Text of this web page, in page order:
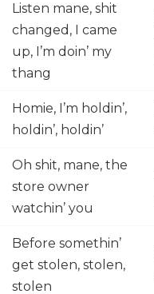
Listen mane, shit
changed, I came
up, I’m doin’ my
thang
Homie, I’m holdin’,
holdin’, holdin’
Oh shit, mane, the
store owner
watchin’ you
Before somethin’
get stolen, stolen,
stolen